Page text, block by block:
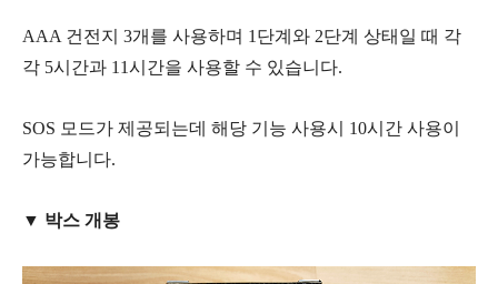
AAA 건전지 3개를 사용하며 1단계와 2단계 상태일 때 각
각 5시간과 11시간을 사용할 수 있습니다.
SOS 모드가 제공되는데 해당 기능 사용시 10시간 사용이
가능합니다.
▼ 박스 개봉